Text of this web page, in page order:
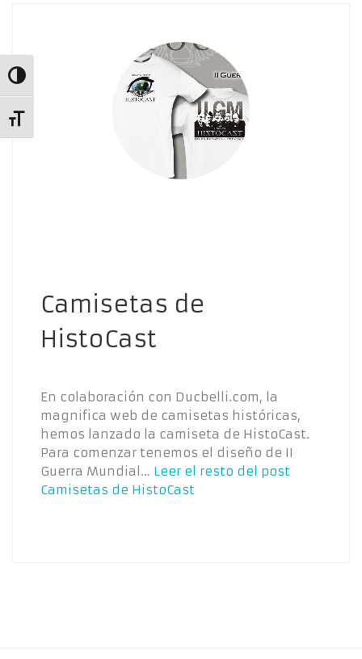
Alternar alto contraste
Alternar tamaño de letra
Camisetas de
HistoCast
En colaboración con Ducbelli.com, la
magnifica web de camisetas históricas,
hemos lanzado la camiseta de HistoCast.
Para comenzar tenemos el diseño de II
Guerra Mundial… Leer el resto del post
Camisetas de HistoCast